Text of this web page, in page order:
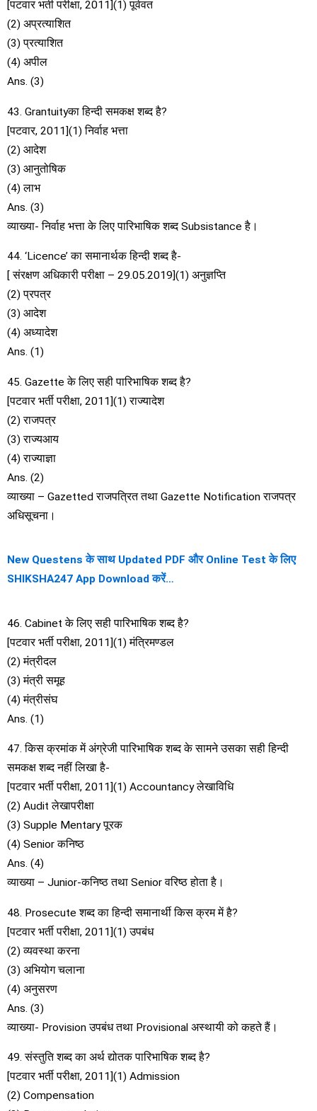
[पटवार भर्ती परीक्षा, 2011](1) पूर्ववत
(2) अप्रत्याशित
(3) प्रत्याशित
(4) अपील
Ans. (3)
43. Grantuityका हिन्दी समकक्ष शब्द है?
[पटवार, 2011](1) निर्वाह भत्ता
(2) आदेश
(3) आनुतोषिक
(4) लाभ
Ans. (3)
व्याख्या- निर्वाह भत्ता के लिए पारिभाषिक शब्द Subsistance है।
44. ‘Licence’ का समानार्थक हिन्दी शब्द है-
[ संरक्षण अधिकारी परीक्षा – 29.05.2019](1) अनुज्ञप्ति
(2) प्रपत्र
(3) आदेश
(4) अध्यादेश
Ans. (1)
45. Gazette के लिए सही पारिभाषिक शब्द है?
[पटवार भर्ती परीक्षा, 2011](1) राज्यादेश
(2) राजपत्र
(3) राज्यआय
(4) राज्याज्ञा
Ans. (2)
व्याख्या – Gazetted राजपत्रित तथा Gazette Notification राजपत्र
अधिसूचना।
New Questens के साथ Updated PDF और Online Test के लिए
SHIKSHA247 App Download करें…
46. Cabinet के लिए सही पारिभाषिक शब्द है?
[पटवार भर्ती परीक्षा, 2011](1) मंत्रिमण्डल
(2) मंत्रीदल
(3) मंत्री समूह
(4) मंत्रीसंघ
Ans. (1)
47. किस क्रमांक में अंग्रेजी पारिभाषिक शब्द के सामने उसका सही हिन्दी
समकक्ष शब्द नहीं लिखा है-
[पटवार भर्ती परीक्षा, 2011](1) Accountancy लेखाविधि
(2) Audit लेखापरीक्षा
(3) Supple Mentary पूरक
(4) Senior कनिष्ठ
Ans. (4)
व्याख्या – Junior-कनिष्ठ तथा Senior वरिष्ठ होता है।
48. Prosecute शब्द का हिन्दी समानार्थी किस क्रम में है?
[पटवार भर्ती परीक्षा, 2011](1) उपबंध
(2) व्यवस्था करना
(3) अभियोग चलाना
(4) अनुसरण
Ans. (3)
व्याख्या- Provision उपबंध तथा Provisional अस्थायी को कहते हैं।
49. संस्तुति शब्द का अर्थ द्योतक पारिभाषिक शब्द है?
[पटवार भर्ती परीक्षा, 2011](1) Admission
(2) Compensation